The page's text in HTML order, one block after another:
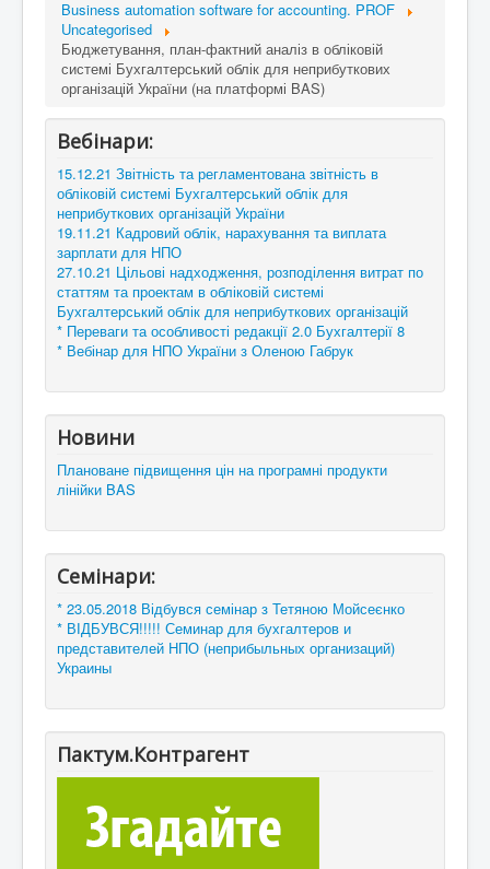
Business automation software for accounting. PROF
Uncategorised
Бюджетування, план-фактний аналіз в обліковій
системі Бухгалтерський облік для неприбуткових
організацій України (на платформі BAS)
Вебінари:
15.12.21 Звітність та регламентована звітність в
обліковій системі Бухгалтерський облік для
неприбуткових організацій України
19.11.21 Кадровий облік, нарахування та виплата
зарплати для НПО
27.10.21 Цільові надходження, розподілення витрат по
статтям та проектам в обліковій системі
Бухгалтерський облік для неприбуткових організацій
* Переваги та особливості редакції 2.0 Бухгалтерії 8
* Вебінар для НПО України з Оленою Габрук
Новини
Плановане підвищення цін на програмні продукти
лінійки BAS
Семінари:
* 23.05.2018 Відбувся семінар з Тетяною Мойсеєнко
* ВІДБУВСЯ!!!!! Семинар для бухгалтеров и
представителей НПО (неприбыльных организаций)
Украины
Пактум.Контрагент